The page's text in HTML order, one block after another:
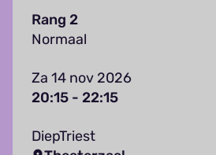
Rang 2
Normaal
Za 14 nov 2026
20:15 - 22:15
DiepTriest